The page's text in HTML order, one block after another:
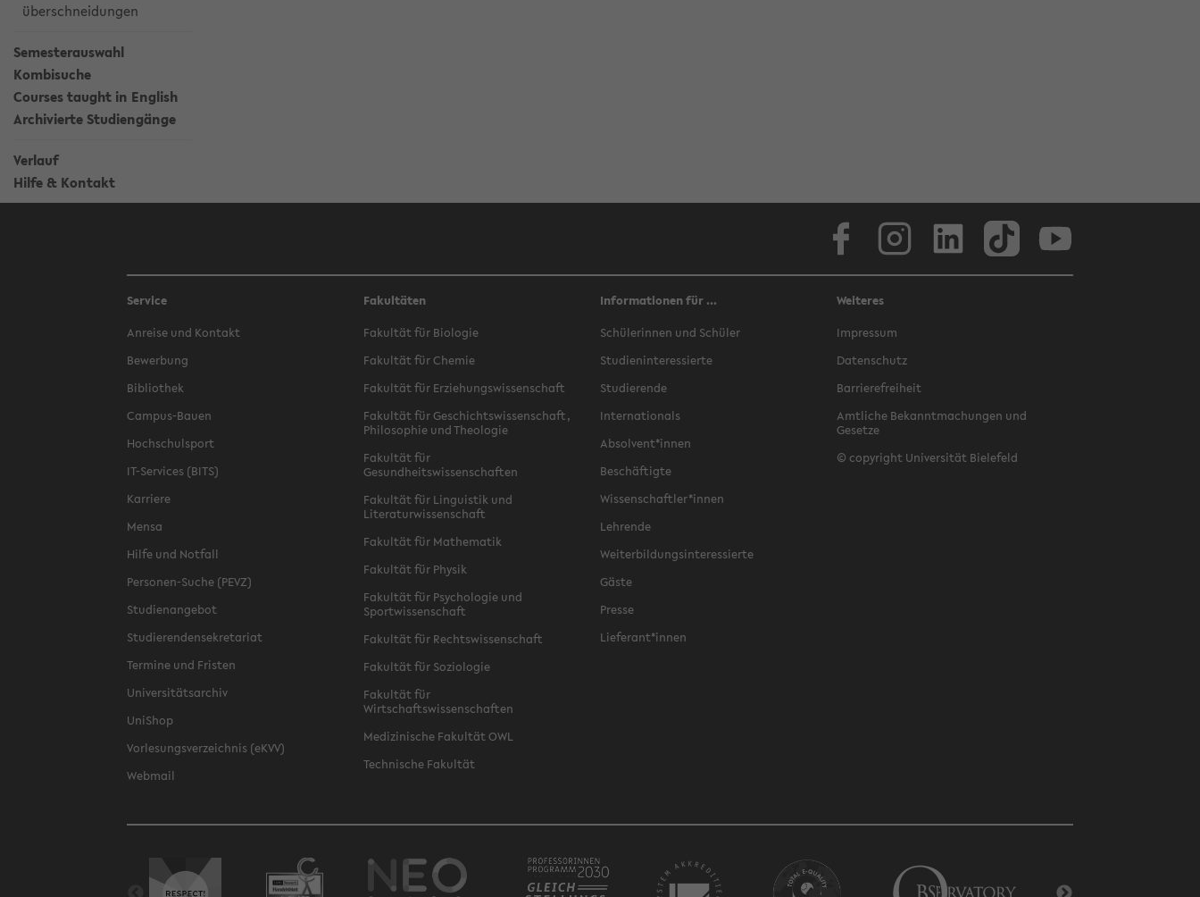
überschneidungen
Semesterauswahl
Kombisuche
Courses taught in English
Archivierte Studiengänge
Verlauf
Hilfe & Kontakt
Service
Anreise und Kontakt
Bewerbung
Bibliothek
Campus-Bauen
Hochschulsport
IT-Services (BITS)
Karriere
Mensa
Hilfe und Notfall
Personen-Suche (PEVZ)
Studienangebot
Studierendensekretariat
Termine und Fristen
Universitätsarchiv
UniShop
Vorlesungsverzeichnis (eKVV)
Webmail
Fakultäten
Fakultät für Biologie
Fakultät für Chemie
Fakultät für Erziehungswissenschaft
Fakultät für Geschichtswissenschaft,
Philosophie und Theologie
Fakultät für
Gesundheitswissenschaften
Fakultät für Linguistik und
Literaturwissenschaft
Fakultät für Mathematik
Fakultät für Physik
Fakultät für Psychologie und
Sportwissenschaft
Fakultät für Rechtswissenschaft
Fakultät für Soziologie
Fakultät für
Wirtschaftswissenschaften
Medizinische Fakultät OWL
Technische Fakultät
Informationen für ...
Schülerinnen und Schüler
Studieninteressierte
Studierende
Internationals
Absolvent*innen
Beschäftigte
Wissenschaftler*innen
Lehrende
Weiterbildungsinteressierte
Gäste
Presse
Lieferant*innen
Weiteres
Impressum
Datenschutz
Barrierefreiheit
Amtliche Bekanntmachungen und
Gesetze
© copyright Universität Bielefeld